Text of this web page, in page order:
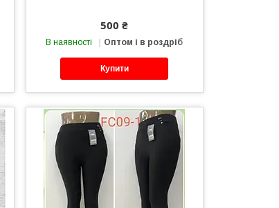
500 ₴
В наявності Оптом і в роздріб
Купити